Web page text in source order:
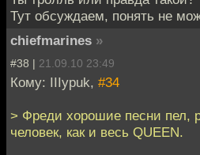
Тут обсуждаем, понять не
chiefmarines »
#38 | 21.09.10 23:49
Кому: IIIypuk, #34
> Фреди хорошие песни пел,
человек, как и весь QUEEN.